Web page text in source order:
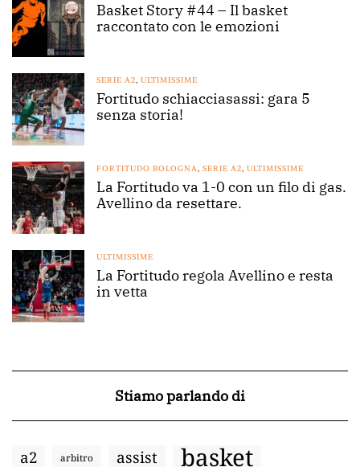
Basket Story #44 – Il basket
raccontato con le emozioni
SERIE A2, ULTIMISSIME
Fortitudo schiacciasassi: gara 5
senza storia!
FORTITUDO BOLOGNA, SERIE A2, ULTIMISSIME
La Fortitudo va 1-0 con un filo di gas.
Avellino da resettare.
ULTIMISSIME
La Fortitudo regola Avellino e resta
in vetta
Stiamo parlando di
a2 arbitro assist basket